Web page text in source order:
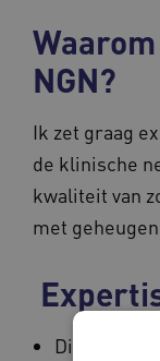
NGN?
Ik zet graag
de klinische
kwaliteit van
met